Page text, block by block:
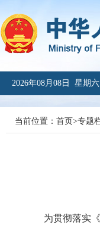
2026年08月08日 星期六
当前位置： 首页>专题
为贯彻落实《